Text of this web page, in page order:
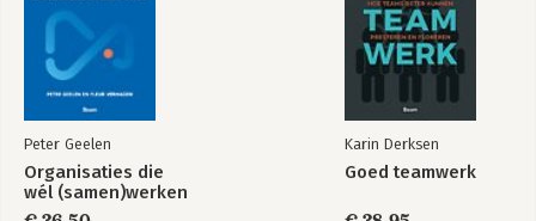
Peter Geelen
Organisaties die
wél (samen)werken
Karin Derksen
Goed teamwerk